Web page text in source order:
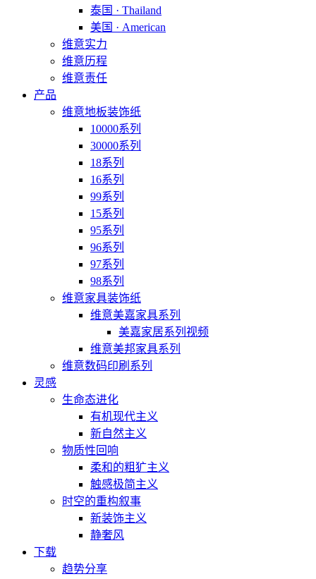
泰国 · Thailand
美国 · American
维意实力
维意历程
维意责任
产品
维意地板装饰纸
10000系列
30000系列
18系列
16系列
99系列
15系列
95系列
96系列
97系列
98系列
维意家具装饰纸
维意美嘉家具系列
美嘉家居系列视频
维意美邦家具系列
维意数码印刷系列
灵感
生命态进化
有机现代主义
新自然主义
物质性回响
柔和的粗犷主义
触感极简主义
时空的重构叙事
新装饰主义
静奢风
下载
趋势分享